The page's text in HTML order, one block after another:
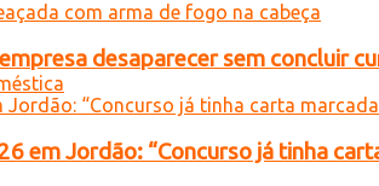
desaparecer sem concluir
em Jordão: “Concurso já tinha